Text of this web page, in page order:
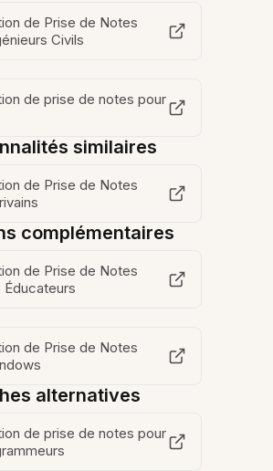
de Prise de Notes
Civils
de prise de notes pour
similaires
de Prise de Notes
complémentaires
de Prise de Notes
Éducateurs
de Prise de Notes
alternatives
de prise de notes pour